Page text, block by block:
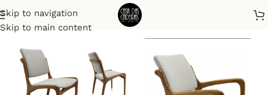
Skip to navigation
Skip to main content
Início Cadeiras